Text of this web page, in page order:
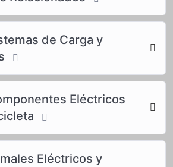
de Carga y
Eléctricos
Eléctricos y